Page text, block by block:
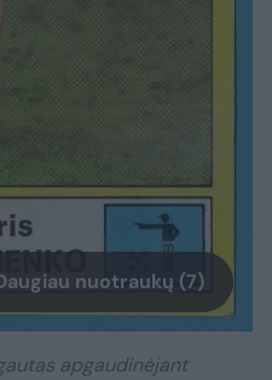
nuotraukų (7)
apgaudinėjant